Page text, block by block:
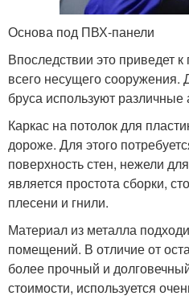
Основа под ПВХ-панели
Впоследствии это приведет
всего несущего
бруса используют различные
Каркас на потолок для
дороже. Для этого
поверхность стен, нежели
является простота сборки,
плесени и гнили.
Материал из металла
помещений. В отличие от
более прочный и
стоимости, используется